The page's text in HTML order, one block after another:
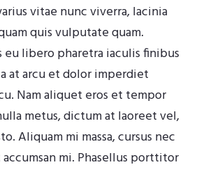
vitae nunc viverra, lacinia
quis vulputate quam.
eu libero pharetra iaculis finibus
at arcu et dolor imperdiet
Nam aliquet eros et tempor
metus, dictum at laoreet vel,
Aliquam mi massa, cursus nec
mi. Phasellus porttitor